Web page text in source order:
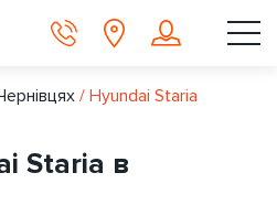
/ Hyundai Staria
Staria в